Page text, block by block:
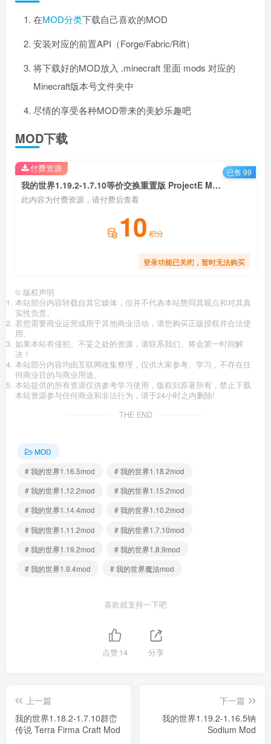
在MOD分类下载自己喜欢的MOD
安装对应的前置API（Forge/Fabric/Rift）
将下载好的MOD放入 .minecraft 里面 mods 对应的
Minecraft版本号文件夹中
尽情的享受各种MOD带来的美妙乐趣吧
MOD下载
我的世界1.19.2-1.7.10等价交换重置版 ProjectE Mod
此内容为付费资源，请付费后查看
10 积分
登录功能已关闭，暂时无法购买
付费资源 已售 99
© 版权声明
本站部分内容转载自其它媒体，但并不代表本站赞同其观点和对其真
实性负责。
若您需要商业运营或用于其他商业活动，请您购买正版授权并合法使
用。
如果本站有侵犯、不妥之处的资源，请联系我们。将会第一时间解
决！
本站部分内容均由互联网收集整理，仅供大家参考、学习，不存在任
何商业目的与商业用途。
本站提供的所有资源仅供参考学习使用，版权归原著所有，禁止下载
本站资源参与任何商业和非法行为，请于24小时之内删除!
THE END
MOD
# 我的世界1.16.5mod
# 我的世界1.18.2mod
# 我的世界1.12.2mod
# 我的世界1.15.2mod
# 我的世界1.14.4mod
# 我的世界1.10.2mod
# 我的世界1.11.2mod
# 我的世界1.7.10mod
# 我的世界1.19.2mod
# 我的世界1.8.9mod
# 我的世界1.9.4mod
# 我的世界魔法mod
喜欢就支持一下吧
点赞14 分享
上一篇
我的世界1.18.2-1.7.10群峦
传说 Terra Firma Craft Mod
下一篇
我的世界1.19.2-1.16.5钠
Sodium Mod